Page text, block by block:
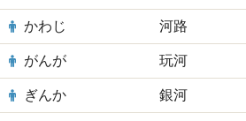
かわじ 河路
がんが 玩河
ぎんか 銀河